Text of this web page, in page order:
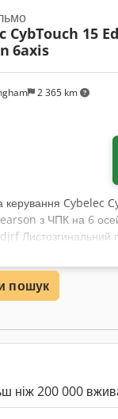
2 365 km
CybTouch 15
6axis
керування Cybelec
з ЧПК на 6
ЧПК Cybelec
для цього
робочому
преса.
пошук
ніж 200 000